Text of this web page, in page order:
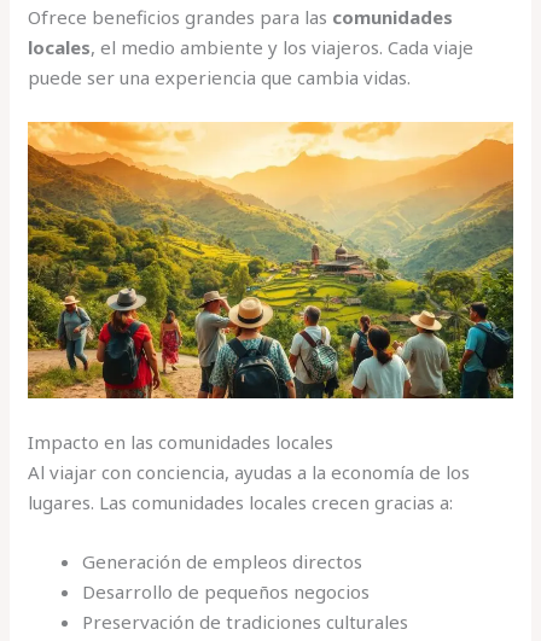
Ofrece beneficios grandes para las comunidades
locales, el medio ambiente y los viajeros. Cada viaje
puede ser una experiencia que cambia vidas.
Impacto en las comunidades locales
Al viajar con conciencia, ayudas a la economía de los
lugares. Las comunidades locales crecen gracias a:
Generación de empleos directos
Desarrollo de pequeños negocios
Preservación de tradiciones culturales